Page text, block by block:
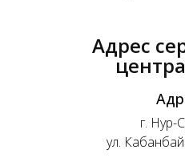
Адрес
г. Нур-
ул.